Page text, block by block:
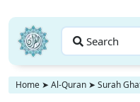
Search
Home ➤ Al-Quran ➤ Surah